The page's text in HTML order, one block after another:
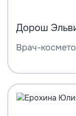
Дорош
Врач-